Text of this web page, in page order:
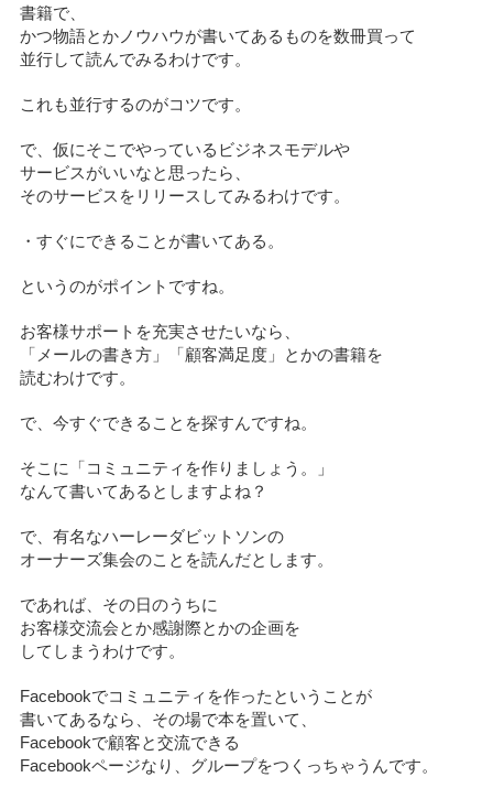
書籍で、
かつ物語とかノウハウが書いてあるものを数冊買って
並行して読んでみるわけです。
これも並行するのがコツです。
で、仮にそこでやっているビジネスモデルや
サービスがいいなと思ったら、
そのサービスをリリースしてみるわけです。
・すぐにできることが書いてある。
というのがポイントですね。
お客様サポートを充実させたいなら、
「メールの書き方」「顧客満足度」とかの書籍を
読むわけです。
で、今すぐできることを探すんですね。
そこに「コミュニティを作りましょう。」
なんて書いてあるとしますよね？
で、有名なハーレーダビットソンの
オーナーズ集会のことを読んだとします。
であれば、その日のうちに
お客様交流会とか感謝際とかの企画を
してしまうわけです。
Facebookでコミュニティを作ったということが
書いてあるなら、その場で本を置いて、
Facebookで顧客と交流できる
Facebookページなり、グループをつくっちゃうんです。